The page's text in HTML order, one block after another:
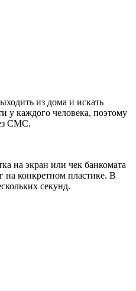
из дома и искать
у каждого человека, поэтому
СМС.
на экран или чек банкомата
на конкретном пластике. В
секунд.